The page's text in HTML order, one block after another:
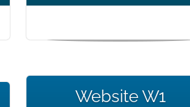
Website W1